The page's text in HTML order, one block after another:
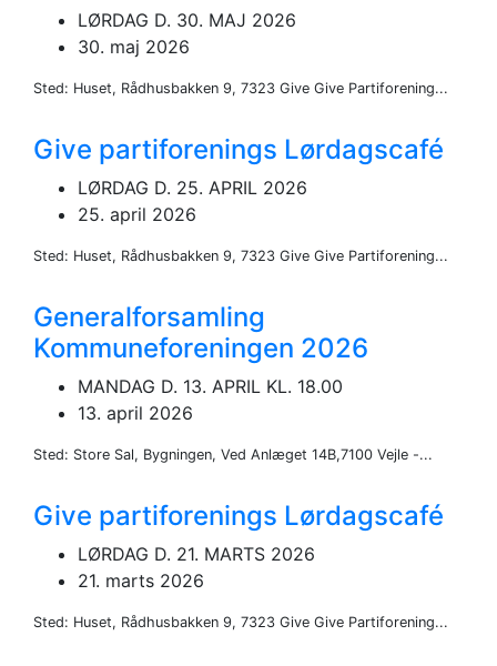
LØRDAG D. 30. MAJ 2026
30. maj 2026
Sted: Huset, Rådhusbakken 9, 7323 Give Give Partiforening...
Give partiforenings Lørdagscafé
LØRDAG D. 25. APRIL 2026
25. april 2026
Sted: Huset, Rådhusbakken 9, 7323 Give Give Partiforening...
Generalforsamling
Kommuneforeningen 2026
MANDAG D. 13. APRIL KL. 18.00
13. april 2026
Sted: Store Sal, Bygningen, Ved Anlæget 14B,7100 Vejle -...
Give partiforenings Lørdagscafé
LØRDAG D. 21. MARTS 2026
21. marts 2026
Sted: Huset, Rådhusbakken 9, 7323 Give Give Partiforening...